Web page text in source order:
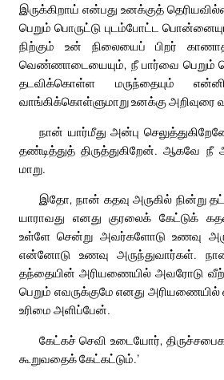
இருக்கிறாய் என்பது உனக்குத்
பெறும் பொருட்டு புடம்போட்ட
நிற்கும் உன் நிலையைப் பிறர்
வெண்ணாடையையும், நீ பார்வை பெறும்
தடவிக்கொள்ள மருந்தையும்
வாங்கிக்கொள்ளுமாறு உனக்கு அறிவுரை
நான் யார்மீது அன்பு
தண்டித்துத் திருத்துகிறேன்.
மாறு.
இதோ, நான் கதவு அருகில் நின்று
யாராவது எனது குரலைக் கேட்டுக்
உள்ளே சென்று அவர்களோடு உணவு
என்னோடு உணவு அருந்துவார்கள்.
தந்தையின் அரியணையில் அவரோடு
பெறும் எவருக்குமே எனது
உரிமை அளிப்பேன்.
கேட்கச் செவி உடையோர்,
கூறுவதைக் கேட்கட்டும்.’